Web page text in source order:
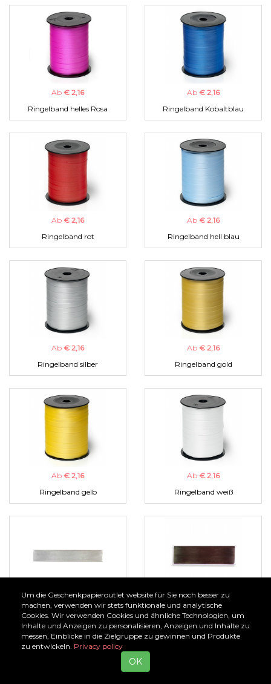
Ab € 2,16
Ringelband helles Rosa
Ab € 2,16
Ringelband Kobaltblau
Ab € 2,16
Ringelband rot
Ab € 2,16
Ringelband hell blau
Ab € 2,16
Ringelband silber
Ab € 2,16
Ringelband gold
Ab € 2,16
Ringelband gelb
Ab € 2,16
Ringelband weiß
Ab€ 1,00
Organzaband silber
Ab€ 1,00
Organzaband braun
Um die Geschenkpapieroutlet website für Sie noch besser zu
machen, verwenden wir stets funktionale und analytische
Cookies. Wir verwenden Cookies und ähnliche Technologien, um
Inhalte und Anzeigen zu personalisieren, Anzeigen und Inhalte zu
messen, Einblicke in die Zielgruppe zu gewinnen und Produkte
zu entwickeln. Privacy policy
OK